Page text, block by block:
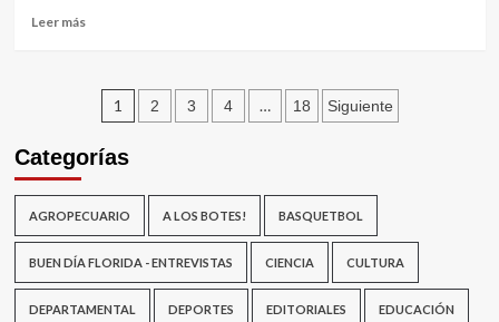
Leer másLeer
austeridad,
veo
un
que
mantener
el
poder
Paginación
de
1 2 3 4 … 18 Siguiente
Categorías
AGROPECUARIO A LOS BOTES! BASQUETBOL
BUEN DÍA FLORIDA - ENTREVISTAS CIENCIA CULTURA
DEPARTAMENTAL DEPORTES EDITORIALES EDUCACIÓN